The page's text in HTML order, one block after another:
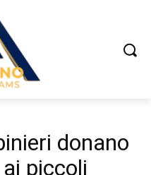
donano
piccoli